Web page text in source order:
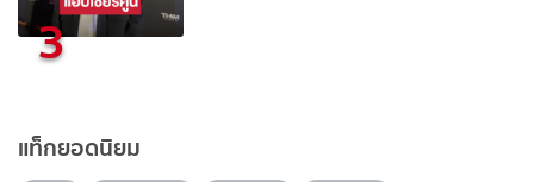
3
แท็กยอดนิยม